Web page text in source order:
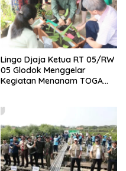
Lingo Djaja Ketua RT 05/RW
05 Glodok Menggelar
Kegiatan Menanam TOGA